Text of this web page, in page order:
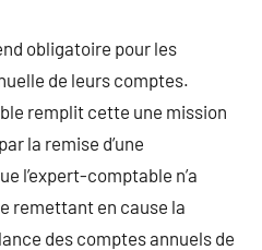
obligatoire pour les
de leurs comptes.
remplit cette une mission
la remise d’une
l’expert-comptable n’a
remettant en cause la
des comptes annuels de